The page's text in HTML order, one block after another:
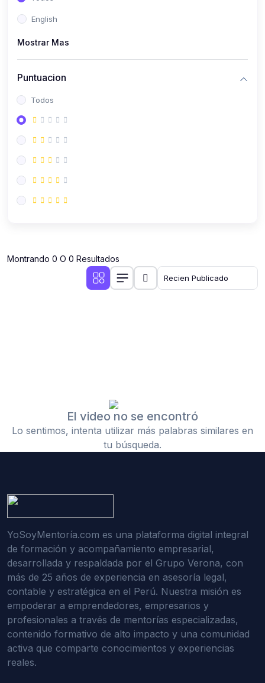
Derecho y Legislación
Emprendedores
English
Mostrar Mas
Puntuacion
Todos
Montrando 0 O 0 Resultados
El video no se encontró
Lo sentimos, intenta utilizar más palabras similares en
tu búsqueda.
YoSoyMentoría.com es una plataforma digital integral
de formación y acompañamiento empresarial,
desarrollada y respaldada por el Grupo Verona, con
más de 25 años de experiencia en asesoría legal,
contable y estratégica en el Perú. Nuestra misión es
empoderar a emprendedores, empresarios y
profesionales a través de mentorías especializadas,
contenido formativo de alto impacto y una comunidad
activa que comparte conocimientos y experiencias
reales.